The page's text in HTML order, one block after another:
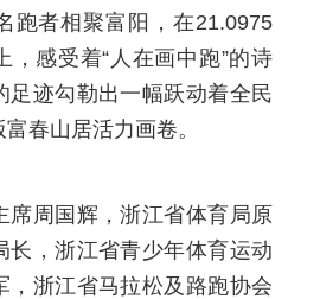
跑者相聚富阳，在21.0975
，感受着“人在画中跑”的诗
足迹勾勒出一幅跃动着全民
春山居活力画卷。
席周国辉，浙江省体育局原
长，浙江省青少年体育运动
，浙江省马拉松及路跑协会